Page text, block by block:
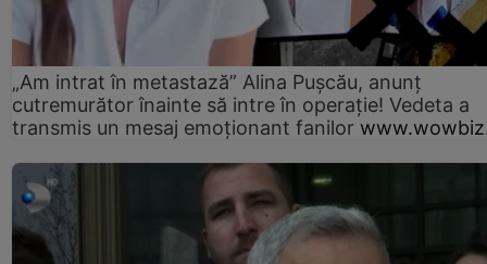
„Am intrat în metastază” Alina Pușcău, anunț
cutremurător înainte să intre în operație! Vedeta a
transmis un mesaj emoționant fanilor